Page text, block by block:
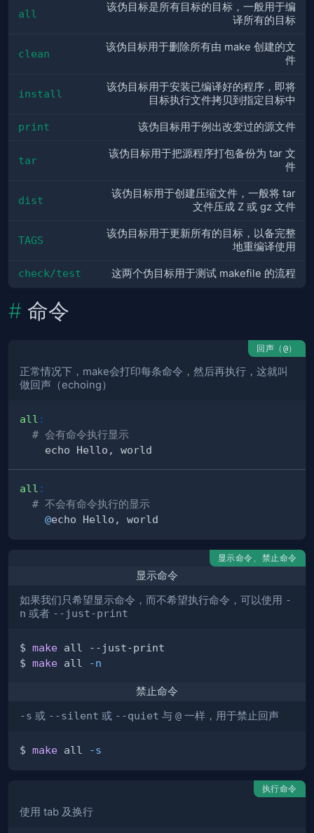
all
该伪目标是所有目标的目标，一般用于编
译所有的目标
clean
该伪目标用于删除所有由 make 创建的文
件
install
该伪目标用于安装已编译好的程序，即将
目标执行文件拷贝到指定目标中
print 该伪目标用于例出改变过的源文件
tar
该伪目标用于把源程序打包备份为 tar 文
件
dist
该伪目标用于创建压缩文件，一般将 tar
文件压成 Z 或 gz 文件
TAGS
该伪目标用于更新所有的目标，以备完整
地重编译使用
check/test 这两个伪目标用于测试 makefile 的流程
命令
回声（ @）
正常情况下，make会打印每条命令，然后再执行，这就叫
做回声（echoing）
all :
# 会有命令执行显示
all :
# 不会有命令执行的显示
@
显示命令、禁止命令
显示命令
如果我们只希望显示命令，而不希望执行命令，可以使用 -
n 或者 --just-print
$ make
$ make all -n
禁止命令
-s 或 --silent 或 --quiet 与 @ 一样，用于禁止回声
$ make all -s
执行命令
使用 tab 及换行